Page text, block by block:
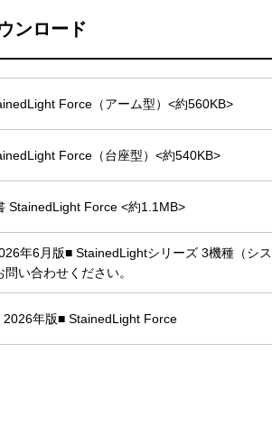
ンロード
Force（アーム型）<約560KB>
Force（台座型）<約540KB>
StainedLight Force <約1.1MB>
年6月版■ StainedLightシリーズ 3機種（シ
い合わせください。
2026年版■ StainedLight Force